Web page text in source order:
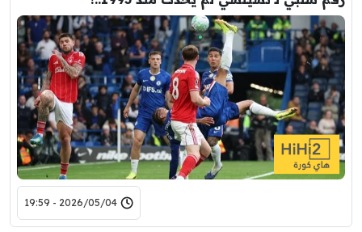
2026/05/04 - 19:59